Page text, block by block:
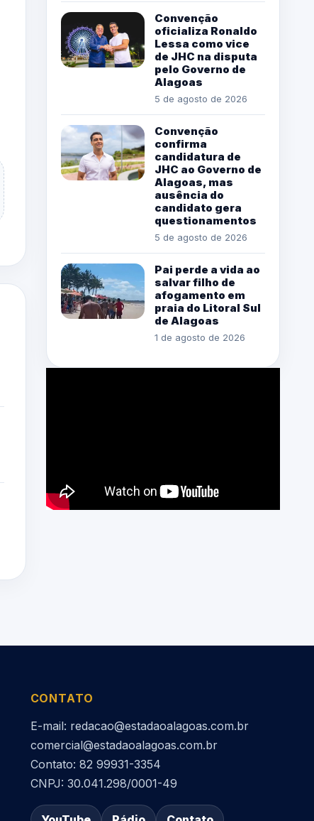
Convenção
oficializa Ronaldo
Lessa como vice
de JHC na disputa
pelo Governo de
Alagoas
5 de agosto de 2026
Convenção
confirma
candidatura de
JHC ao Governo de
Alagoas, mas
ausência do
candidato gera
questionamentos
5 de agosto de 2026
Pai perde a vida ao
salvar filho de
afogamento em
praia do Litoral Sul
de Alagoas
1 de agosto de 2026
CONTATO
E-mail: redacao@estadaoalagoas.com.br
comercial@estadaoalagoas.com.br
Contato: 82 99931-3354
CNPJ: 30.041.298/0001-49